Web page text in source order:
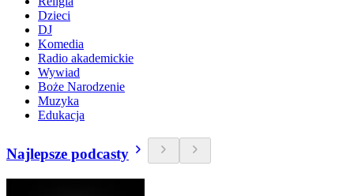
Dzieci
DJ
Komedia
Radio akademickie
Wywiad
Boże Narodzenie
Muzyka
Edukacja
Najlepsze podcasty